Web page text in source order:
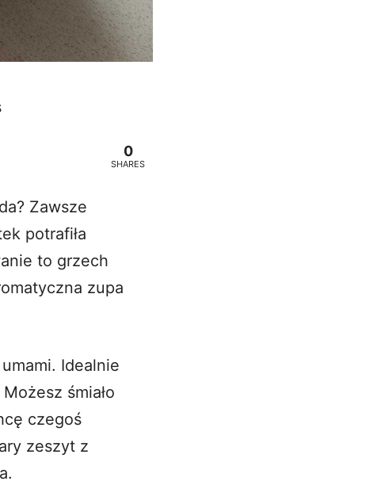
0
SHARES
Zawsze
potrafiła
to grzech
zupa
Idealnie
śmiało
czegoś
zeszyt z